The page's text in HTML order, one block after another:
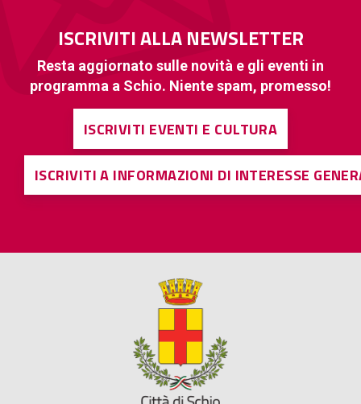
ISCRIVITI ALLA NEWSLETTER
Resta aggiornato sulle novità e gli eventi in
programma a Schio. Niente spam, promesso!
ISCRIVITI EVENTI E CULTURA
ISCRIVITI A INFORMAZIONI DI INTERESSE